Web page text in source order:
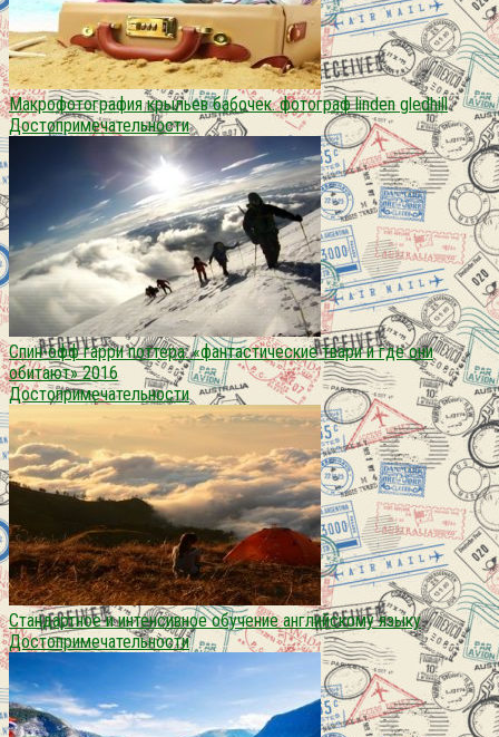
Макрофотография крыльев бабочек. фотограф linden gledhill
Достопримечательности
Спин-офф гарри поттера: «фантастические твари и где они
обитают» 2016
Достопримечательности
Стандартное и интенсивное обучение английскому языку
Достопримечательности